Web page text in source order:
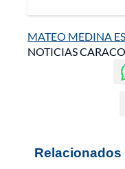
MATEO MEDINA
NOTICIAS
Relacionados